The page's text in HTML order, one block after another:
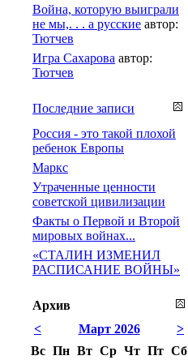
Война, которую выиграли
не мы,. . . а русские автор:
Тютчев
Игра Сахарова автор:
Тютчев
Последние записи
Россия - это такой плохой
ребенок Европы
Маркс
Утраченные ценности
советской цивилизации
Факты о Первой и Второй
мировых войнах...
«СТАЛИН ИЗМЕНИЛ
РАСПИСАНИЕ ВОЙНЫ»
Архив
<
>
Март 2026
Вс Пн Вт Ср Чт Пт Сб